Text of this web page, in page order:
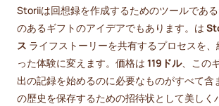
Storiiは回想録を作成するためのツールであ
のあるギフトのアイデアでもあります。は
ス ライフストーリーを共有するプロセスを
った体験に変えます。価格は 119ドル、この
出の記録を始めるのに必要なものがすべて含
の歴史を保存するための招待状として美しく